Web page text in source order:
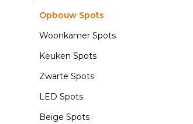
Opbouw Spots
Woonkamer Spots
Keuken Spots
Zwarte Spots
LED Spots
Beige Spots